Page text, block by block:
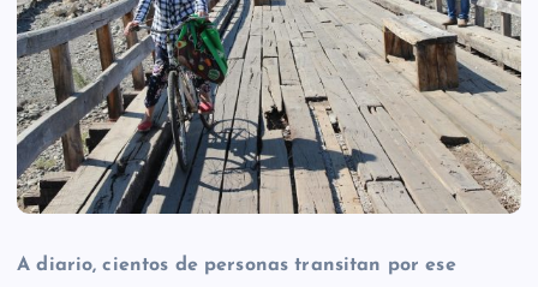
A diario, cientos de personas transitan por ese